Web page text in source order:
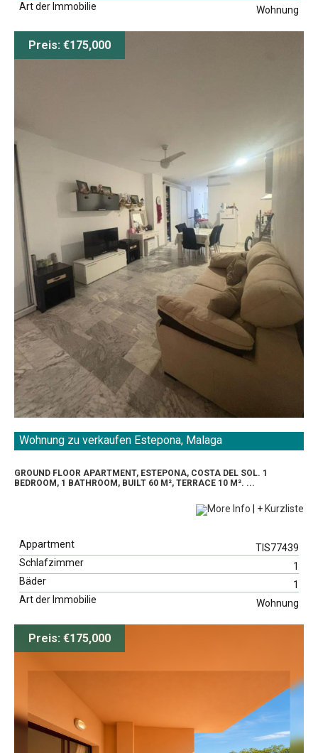
Art der Immobilie
Wohnung
Preis: €175,000
Wohnung zu verkaufen Estepona, Malaga
GROUND FLOOR APARTMENT, ESTEPONA, COSTA DEL SOL. 1
BEDROOM, 1 BATHROOM, BUILT 60 M², TERRACE 10 M². ...
More Info + Kurzliste
Appartment
TIS77439
Schlafzimmer
1
Bäder
1
Art der Immobilie
Wohnung
Preis: €175,000